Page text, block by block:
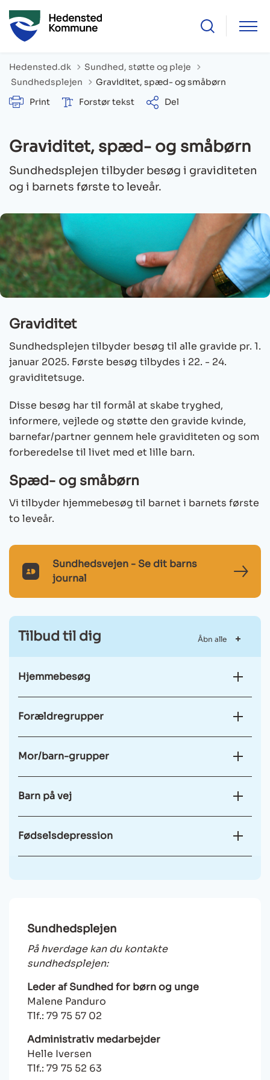
Hedensted.dk
Sundhed, støtte og pleje
Tilbage til
Sundhedsplejen
Graviditet, spæd- og småbørn
Print
Forstør tekst Del
Graviditet, spæd- og småbørn
Sundhedsplejen tilbyder besøg i graviditeten
og i barnets første to leveår.
Graviditet
Sundhedsplejen tilbyder besøg til alle gravide pr. 1.
januar 2025. Første besøg tilbydes i 22. - 24.
graviditetsuge.
Disse besøg har til formål at skabe tryghed,
informere, vejlede og støtte den gravide kvinde,
barnefar/partner gennem hele graviditeten og som
forberedelse til livet med et lille barn.
Spæd- og småbørn
Vi tilbyder hjemmebesøg til barnet i barnets første
to leveår.
MitId
Ikon
Sundhedsvejen - Se dit barns
journal
Tilbud til dig Åbn alle
Hjemmebesøg
Forældregrupper
Mor/barn-grupper
Barn på vej
Fødselsdepression
Sundhedsplejen
På hverdage kan du kontakte
sundhedsplejen:
Leder af Sundhed for børn og unge
Malene Panduro
Tlf.: 79 75 57 02
Administrativ medarbejder
Helle Iversen
Tlf.: 79 75 52 63